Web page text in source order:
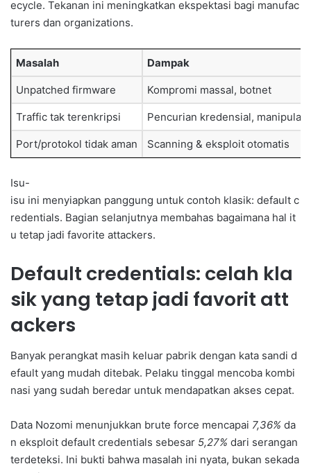
ecycle. Tekanan ini meningkatkan ekspektasi bagi manufac
turers dan organizations.
Masalah Dampak
Unpatched firmware Kompromi massal, botnet
Traffic tak terenkripsi Pencurian kredensial,
Port/protokol tidak aman Scanning & eksploit otomatis
Isu-
isu ini menyiapkan panggung untuk contoh klasik: default c
redentials. Bagian selanjutnya membahas bagaimana hal it
u tetap jadi favorite attackers.
Default credentials: celah kla
sik yang tetap jadi favorit att
ackers
Banyak perangkat masih keluar pabrik dengan kata sandi d
efault yang mudah ditebak. Pelaku tinggal mencoba kombi
nasi yang sudah beredar untuk mendapatkan akses cepat.
Data Nozomi menunjukkan brute force mencapai 7,36% da
n eksploit default credentials sebesar 5,27% dari serangan
terdeteksi. Ini bukti bahwa masalah ini nyata, bukan sekada